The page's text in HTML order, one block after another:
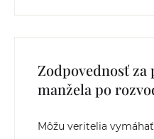
Zodpovednosť za
manžela po
Môžu veritelia